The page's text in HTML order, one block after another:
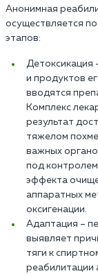
Анонимная
осуществляется
этапов:
Детоксикация
и продуктов
вводятся
Комплекс
результат
тяжелом
важных
под
эффекта
аппаратных
оксигенации.
Адаптация –
выявляет
тяги к
реабилитации